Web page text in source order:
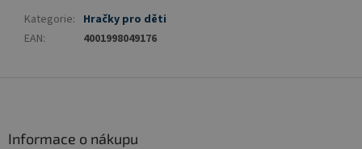
Kategorie: Hračky pro děti
EAN: 4001998049176
Informace o nákupu